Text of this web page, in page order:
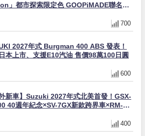
」都市探索限定色 GOOPiMADE聯名包
700
2027年式 Burgman 400 ABS 發表！
本上市、支援E10汽油 售價98萬100日圓
600
外新車】Suzuki 2027年式北美首發！GSX-
40週年紀念×SV-7GX新款跨界車×RM-
400